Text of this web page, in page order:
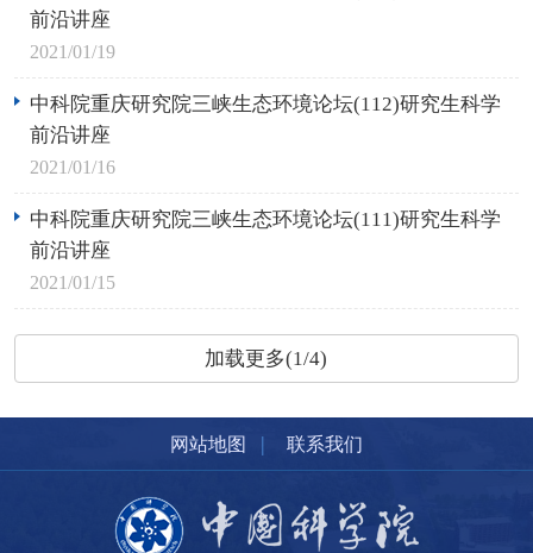
前沿讲座
2021/01/19
中科院重庆研究院三峡生态环境论坛(112)研究生科学
前沿讲座
2021/01/16
中科院重庆研究院三峡生态环境论坛(111)研究生科学
前沿讲座
2021/01/15
加载更多(1/4)
网站地图 | 联系我们